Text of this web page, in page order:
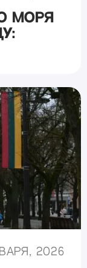
моря
2026